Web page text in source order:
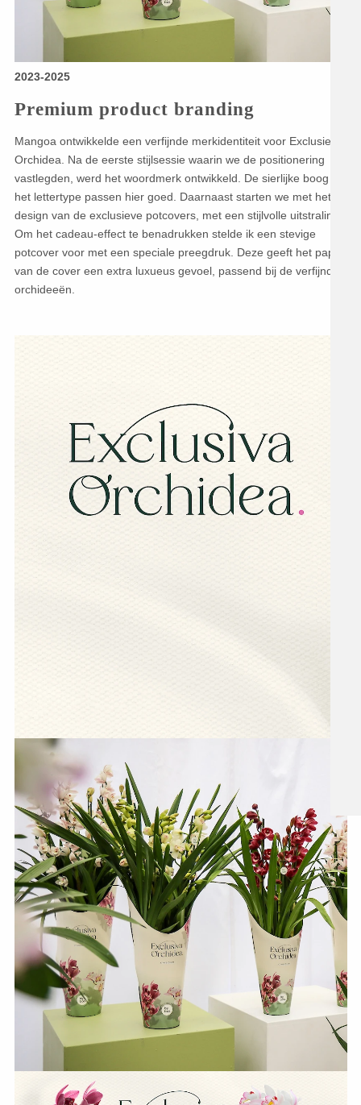
2023-2025
Premium product branding
Mangoa ontwikkelde een verfijnde merkidentiteit voor Exclusieve
Orchidea. Na de eerste stijlsessie waarin we de positionering
vastlegden, werd het woordmerk ontwikkeld. De sierlijke boog en
het lettertype passen hier goed. Daarnaast starten we met het
design van de exclusieve potcovers, met een stijlvolle uitstraling.
Om het cadeau-effect te benadrukken stelde ik een stevige
potcover voor met een speciale preegdruk. Deze geeft het papier
van de cover een extra luxueus gevoel, passend bij de verfijnde
orchideeën.